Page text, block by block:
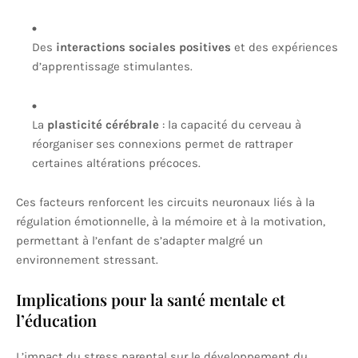
Des interactions sociales positives et des expériences
d’apprentissage stimulantes.
La plasticité cérébrale : la capacité du cerveau à
réorganiser ses connexions permet de rattraper
certaines altérations précoces.
Ces facteurs renforcent les circuits neuronaux liés à la
régulation émotionnelle, à la mémoire et à la motivation,
permettant à l’enfant de s’adapter malgré un
environnement stressant.
Implications pour la santé mentale et
l’éducation